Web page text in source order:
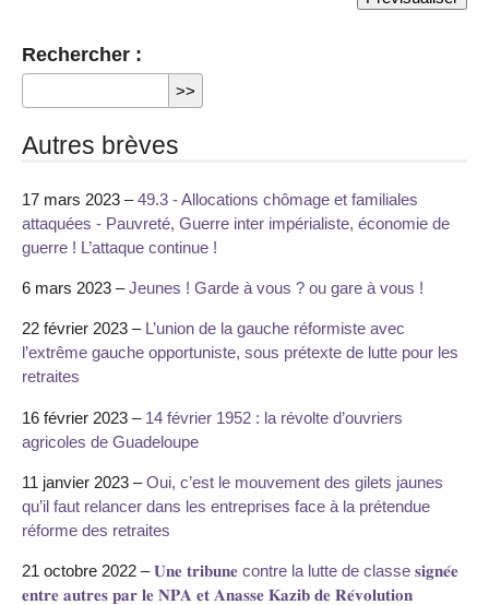
Rechercher :
Autres brèves
17 mars 2023 –49.3 - Allocations chômage et familiales
attaquées - Pauvreté, Guerre inter impérialiste, économie de
guerre ! L’attaque continue !
6 mars 2023 –Jeunes ! Garde à vous ? ou gare à vous !
22 février 2023 – L’union de la gauche réformiste avec
l’extrême gauche opportuniste, sous prétexte de lutte pour les
retraites
16 février 2023 – 14 février 1952 : la révolte d’ouvriers
agricoles de Guadeloupe
11 janvier 2023 –Oui, c’est le mouvement des gilets jaunes
qu’il faut relancer dans les entreprises face à la prétendue
réforme des retraites
21 octobre 2022 –𝐔𝐧𝐞 𝐭𝐫𝐢𝐛𝐮𝐧𝐞 contre la lutte de classe 𝐬𝐢𝐠𝐧𝐞́𝐞
𝐞𝐧𝐭𝐫𝐞 𝐚𝐮𝐭𝐫𝐞𝐬 𝐩𝐚𝐫 𝐥𝐞 𝐍𝐏𝐀 𝐞𝐭 𝐀𝐧𝐚𝐬𝐬𝐞 𝐊𝐚𝐳𝐢𝐛 𝐝𝐞 𝐑𝐞́𝐯𝐨𝐥𝐮𝐭𝐢𝐨𝐧